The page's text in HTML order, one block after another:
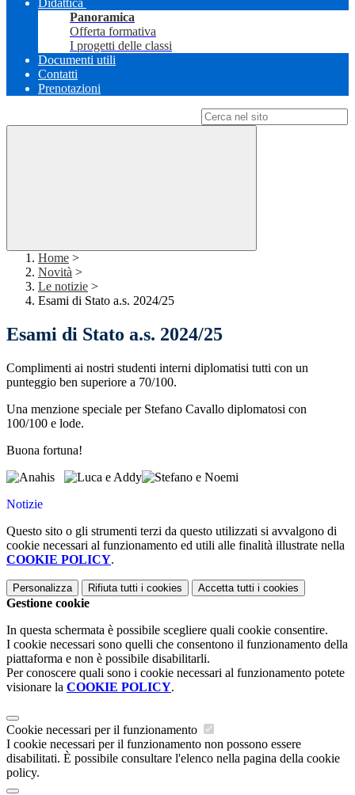
Didattica
Panoramica
Offerta formativa
I progetti delle classi
Documenti utili
Contatti
Prenotazioni
Home >
Novità >
Le notizie >
Esami di Stato a.s. 2024/25
Esami di Stato a.s. 2024/25
Complimenti ai nostri studenti interni diplomatisi tutti con un
punteggio ben superiore a 70/100.
Una menzione speciale per Stefano Cavallo diplomatosi con
100/100 e lode.
Buona fortuna!
Notizie
Questo sito o gli strumenti terzi da questo utilizzati si avvalgono di
cookie necessari al funzionamento ed utili alle finalità illustrate nella
COOKIE POLICY.
Personalizza Rifiuta tutti i cookies Accetta tutti i cookies
Gestione cookie
In questa schermata è possibile scegliere quali cookie consentire.
I cookie necessari sono quelli che consentono il funzionamento della
piattaforma e non è possibile disabilitarli.
Per conoscere quali sono i cookie necessari al funzionamento potete
visionare la COOKIE POLICY.
Cookie necessari per il funzionamento
I cookie necessari per il funzionamento non possono essere
disabilitati. È possibile consultare l'elenco nella pagina della cookie
policy.